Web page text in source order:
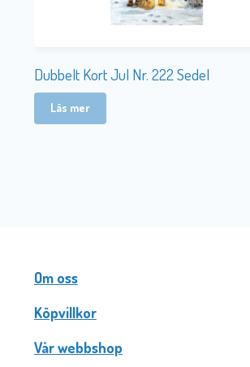
Dubbelt Kort Jul Nr. 222 Sedel
Läs mer
Om oss
Köpvillkor
Vår webbshop